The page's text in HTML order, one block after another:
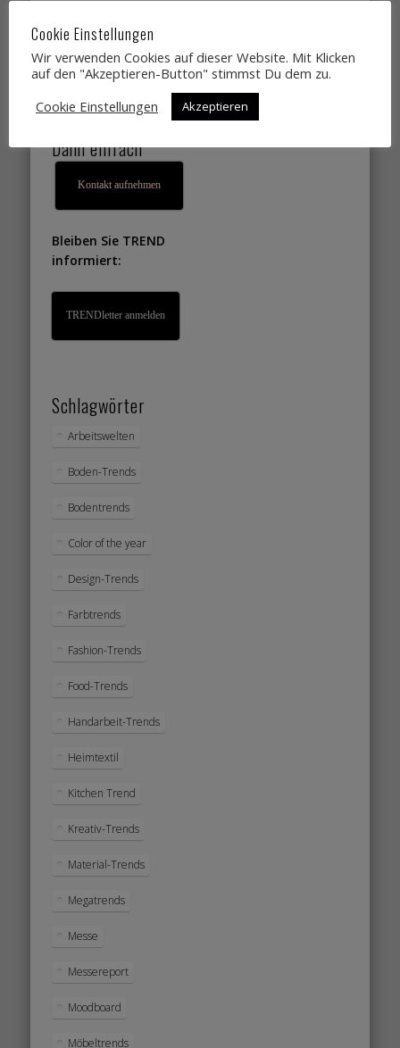
Farbtrends,
Wohntrends,
Lifestyletrends, die
Sie gut verkaufen?
Dann einfach
Kontakt aufnehmen
Bleiben Sie TREND
informiert:
TRENDletter anmelden
Schlagwörter
Arbeitswelten
Boden-Trends
Bodentrends
Color of the year
Design-Trends
Farbtrends
Fashion-Trends
Food-Trends
Handarbeit-Trends
Heimtextil
Kitchen Trend
Kreativ-Trends
Material-Trends
Megatrends
Messe
Messereport
Moodboard
Möbeltrends
Cookie Einstellungen
Wir verwenden Cookies auf dieser Website. Mit Klicken
auf den "Akzeptieren-Button" stimmst Du dem zu.
Cookie Einstellungen
Akzeptieren